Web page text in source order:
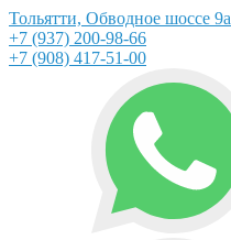
Тольятти, Обводное шоссе 9а
+7 (937) 200-98-66
+7 (908) 417-51-00